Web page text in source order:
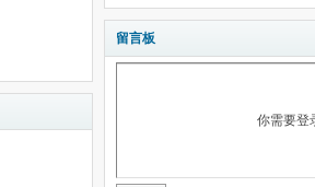
留言板
你需要登